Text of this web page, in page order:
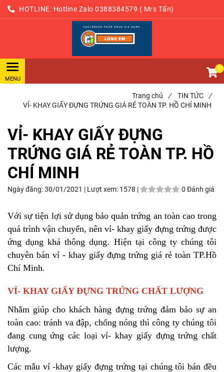
HOTLINE: Hotline Zalo 0388384579 ( Mrs Tấn)
0
Trang chủ / TIN TỨC
/
VỈ- KHAY GIẤY ĐỰNG TRỨNG GIÁ RẺ TOÀN TP. HỒ CHÍ MINH
VỈ- KHAY GIẤY ĐỰNG
TRỨNG GIÁ RẺ TOÀN TP. HỒ
CHÍ MINH
Ngày đăng:30/01/2021 | Lượt xem: 1578 | 0 Đánh giá
Với sự tiện lợi sử dụng bảo quản trứng an toàn cao trong
quá trình vận chuyển, nên vỉ- khay giấy đựng trứng được
ứng dụng khá thông dụng. Hiện tại công ty chúng tôi
chuyên bán vỉ - khay giấy đựng trứng giá rẻ toàn TP.Hồ
Chí Minh.
VỈ- KHAY GIẤY ĐỰNG TRỨNG CHẤT LƯỢNG
Nhằm giúp cho khách hàng đựng trứng đảm bảo sự an
toàn cao: tránh va đập, chống nóng thì công ty chúng tôi
đang cung ứng các loại vỉ- khay giấy đựng trứng chất
lượng.
Các mẫu vỉ -khay giấy đựng trứng tại chúng tôi bán đều